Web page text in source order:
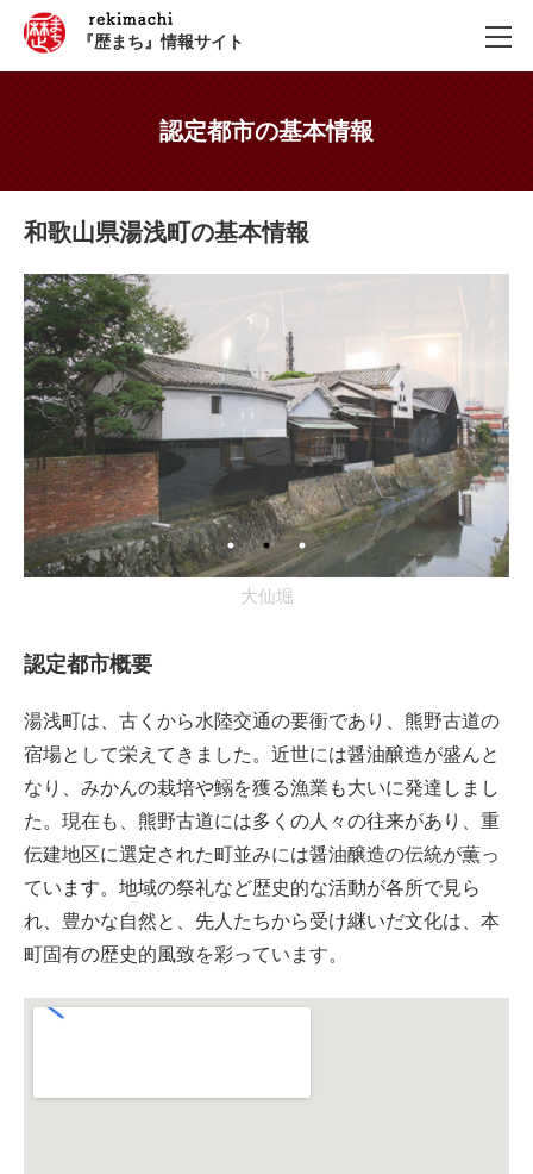
『歴まち』情報サイト
認定都市の基本情報
和歌山県湯浅町の基本情報
認定都市概要
湯浅町は、古くから水陸交通の要衝であり、熊野古道の
宿場として栄えてきました。近世には醤油醸造が盛んと
なり、みかんの栽培や鰯を獲る漁業も大いに発達しまし
た。現在も、熊野古道には多くの人々の往来があり、重
伝建地区に選定された町並みには醤油醸造の伝統が薫っ
ています。地域の祭礼など歴史的な活動が各所で見ら
れ、豊かな自然と、先人たちから受け継いだ文化は、本
町固有の歴史的風致を彩っています。